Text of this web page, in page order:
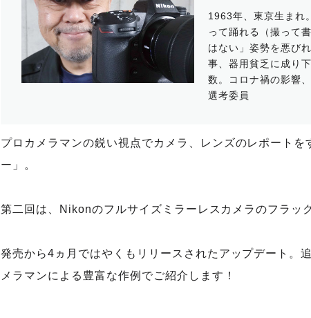
1963年、東京生まれ
って踊れる（撮って
はない」姿勢を悪び
事、器用貧乏に成り
数。コロナ禍の影響
選考委員
プロカメラマンの鋭い視点でカメラ、レンズのレポートを
ー」。
第二回は、Nikonのフルサイズミラーレスカメラのフラッ
発売から4ヵ月ではやくもリリースされたアップデート。
メラマンによる豊富な作例でご紹介します！